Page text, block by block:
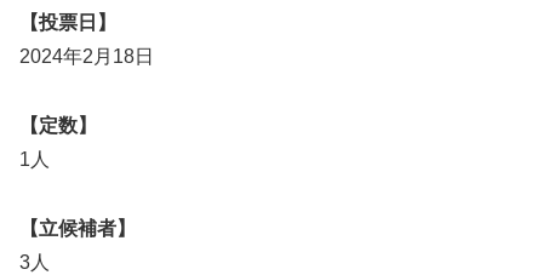
【投票日】
2024年2月18日
【定数】
1人
【立候補者】
3人